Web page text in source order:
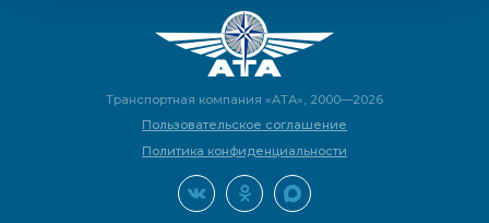
Транспортная компания «АТА», 2000—2026
Пользовательское соглашение
Политика конфиденциальности